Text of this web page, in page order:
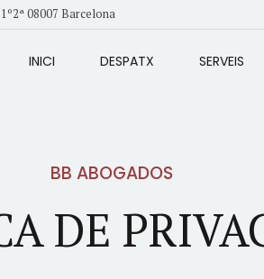
08007 Barcelona
INICI DESPATX SERVEIS
BB ABOGADOS
DE